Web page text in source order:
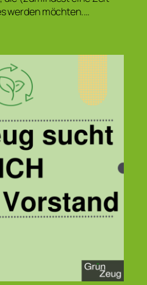
werden möchten.…